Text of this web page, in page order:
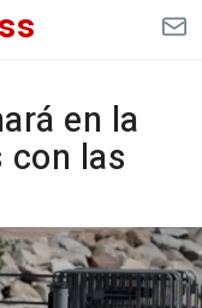
en la
con las